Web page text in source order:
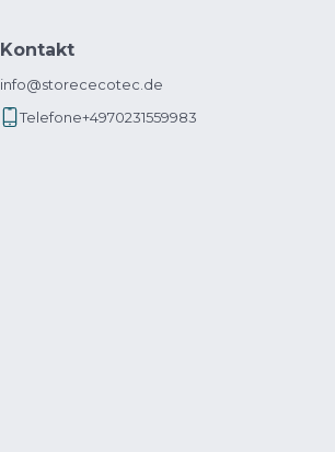
Kontakt
info@storececotec.de
Telefone+4970231559983